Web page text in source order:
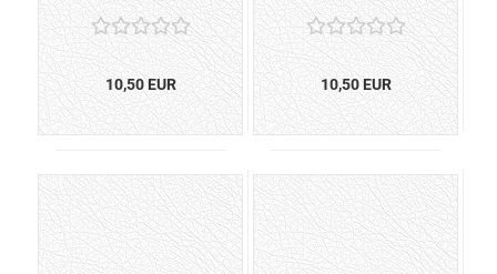
10,50 EUR 10,50 EUR